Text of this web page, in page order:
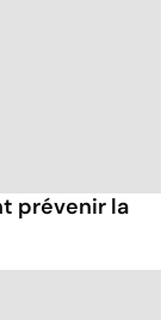
prévenir la